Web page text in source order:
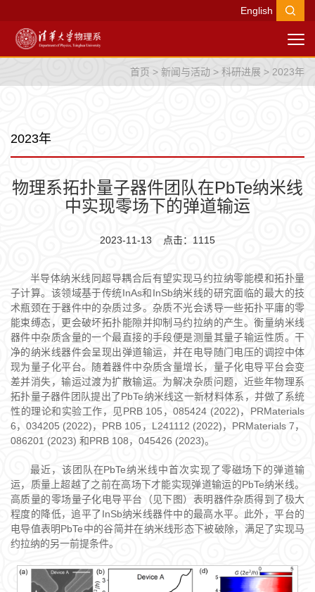
English
首页 > 新闻与活动 > 科研进展 > 2023年
2023年
物理系拓扑量子器件团队在PbTe纳米线
中实现零场下的弹道输运
2023-11-13 点击： 1115
半导体纳米线同超导耦合后有望实现马约拉纳零能模和拓扑量
子计算。该领域基于传统InAs和InSb纳米线的研究面临的最大的技
术瓶颈在于器件中的杂质过多。杂质不光会诱导一些拓扑平庸的零
能束缚态，更会破坏拓扑能隙并抑制马约拉纳的产生。衡量纳米线
器件中杂质含量的一个最直接的手段便是测量其量子输运性质。干
净的纳米线器件会呈现出弹道输运，并在电导随门电压的调控中体
现为量子化平台。随着器件中杂质含量增长，量子化电导平台会变
差并消失，输运过渡为扩散输运。为解决杂质问题，近些年物理系
拓扑量子器件团队提出了PbTe纳米线这一新材料体系，并做了系统
性的理论和实验工作，见PRB 105，085424 (2022)，PRMaterials
6，034205 (2022)，PRB 105，L241112 (2022)，PRMaterials 7，
086201 (2023) 和PRB 108，045426 (2023)。
最近，该团队在PbTe纳米线中首次实现了零磁场下的弹道输
运，质量上超越了之前在高场下才能实现弹道输运的PbTe纳米线。
高质量的零场量子化电导平台（见下图）表明器件杂质得到了极大
程度的降低，追平了InSb纳米线器件中的最高水平。此外，平台的
电导值表明PbTe中的谷简并在纳米线形态下被破除，满足了实现马
约拉纳的另一前提条件。